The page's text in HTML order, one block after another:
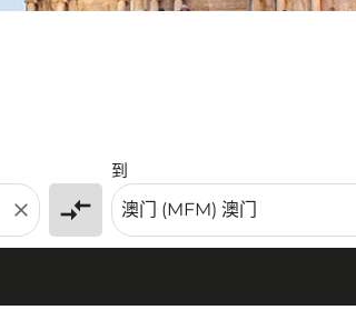
close compare_arrows
到